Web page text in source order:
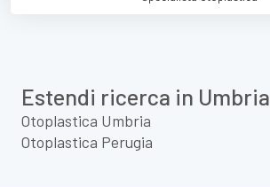
Estendi ricerca in Umbria
Otoplastica Umbria
Otoplastica Perugia